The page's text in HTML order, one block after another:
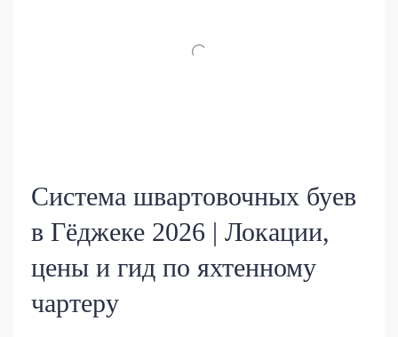
Система швартовочных буев
в Гёджеке 2026 | Локации,
цены и гид по яхтенному
чартеру